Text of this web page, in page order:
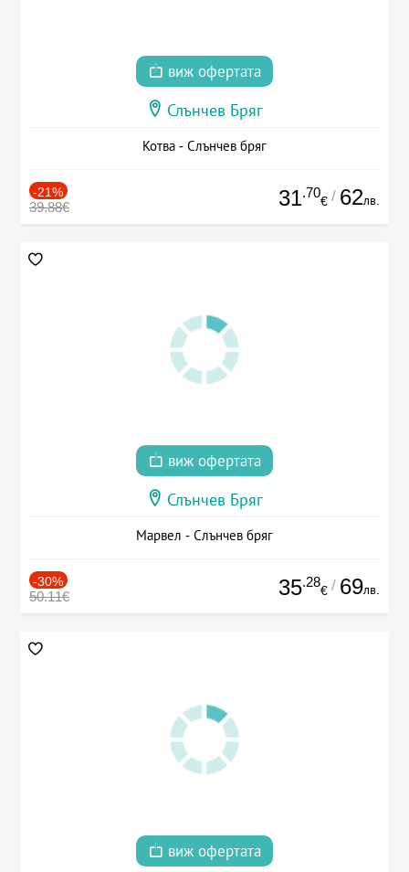
виж офертата
Слънчев Бряг
Котва - Слънчев бряг
-21%
39.88€ 31.70
€ / 62лв.
виж офертата
Слънчев Бряг
Марвел - Слънчев бряг
-30%
50.11€ 35.28
€ / 69лв.
виж офертата